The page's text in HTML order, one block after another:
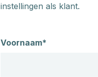
instellingen als klant.
Naam
Voornaam*